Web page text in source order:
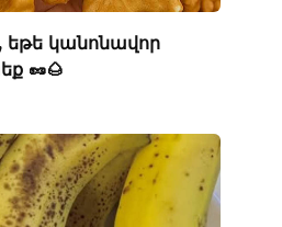
կանոնավոր
🥜🌰